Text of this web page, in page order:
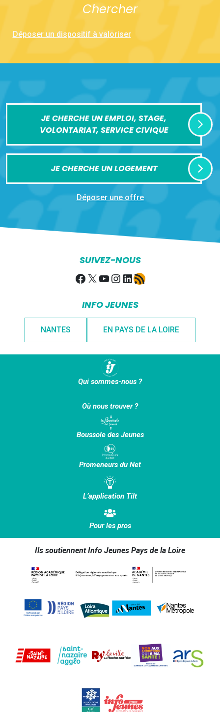
Chercher
Déposer un dispositif à valoriser
JE CHERCHE UN EMPLOI, STAGE,
VOLONTARIAT, SERVICE CIVIQUE
JE CHERCHE UN LOGEMENT
Déposer une offre
SUIVEZ-NOUS
Facebook
X YouTube
Instagram
LinkedIn
Flux RSS
INFO JEUNES
NANTES EN PAYS DE LA LOIRE
Qui sommes-nous ?
Où nous trouver ?
Boussole des Jeunes
Promeneurs du Net
L’application Tilt
Pour les pros
Ils soutiennent Info Jeunes Pays de la Loire